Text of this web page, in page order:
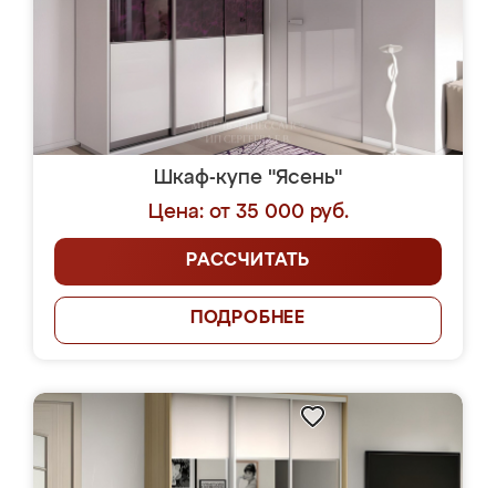
Шкаф-купе "Ясень"
Цена: от 35 000 руб.
РАССЧИТАТЬ
ПОДРОБНЕЕ